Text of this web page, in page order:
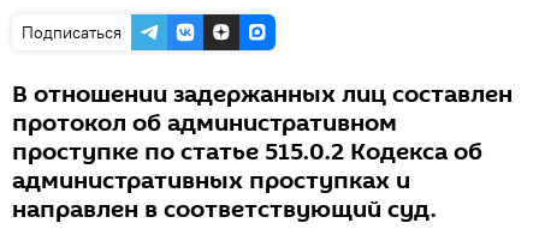
Подписаться
В отношении задержанных лиц составлен
протокол об административном
проступке по статье 515.0.2 Кодекса об
административных проступках и
направлен в соответствующий суд.